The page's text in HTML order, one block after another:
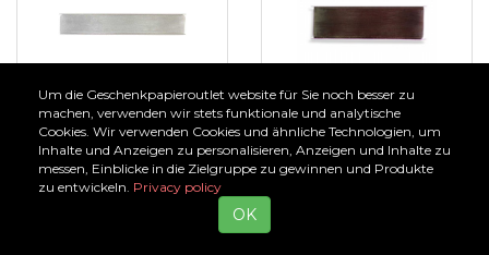
Ab€ 1,00
Organzaband silber
Ab€ 1,00
Organzaband braun
Um die Geschenkpapieroutlet website für Sie noch besser zu
machen, verwenden wir stets funktionale und analytische
Cookies. Wir verwenden Cookies und ähnliche Technologien, um
Inhalte und Anzeigen zu personalisieren, Anzeigen und Inhalte zu
messen, Einblicke in die Zielgruppe zu gewinnen und Produkte
zu entwickeln. Privacy policy
OK